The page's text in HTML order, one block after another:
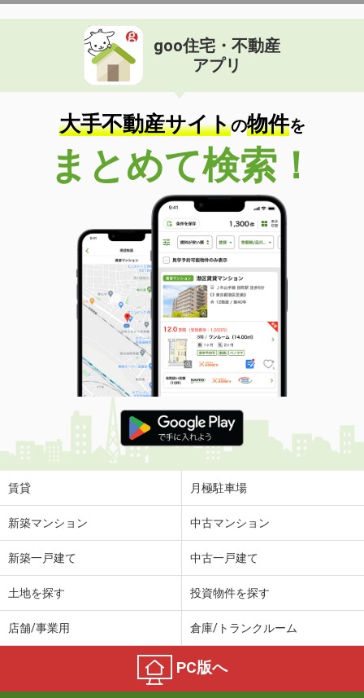
goo住宅・不動産
アプリ
大手不動産サイトの物件を
まとめて検索！
賃貸 月極駐車場
新築マンション 中古マンション
新築一戸建て 中古一戸建て
土地を探す 投資物件を探す
店舗/事業用 倉庫/トランクルーム
PC版へ